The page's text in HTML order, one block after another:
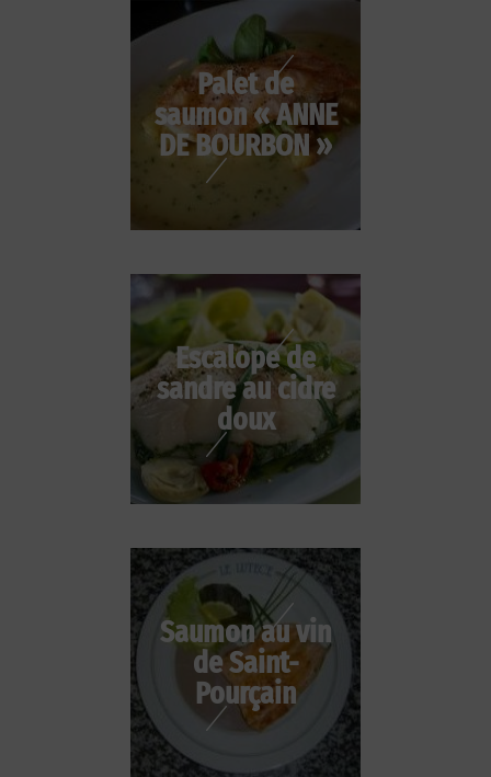
Palet de
saumon « ANNE
DE BOURBON »
Escalope de
sandre au cidre
doux
Saumon au vin
de Saint-
Pourçain